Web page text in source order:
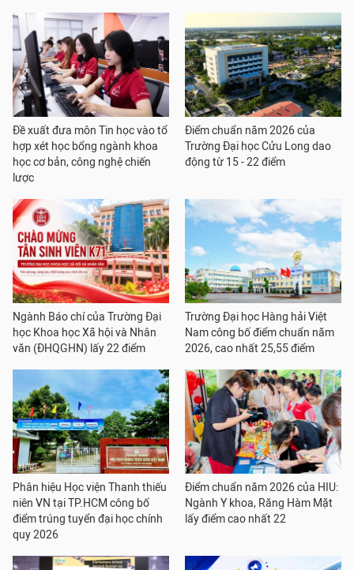
Đề xuất đưa môn Tin học vào tổ
hợp xét học bổng ngành khoa
học cơ bản, công nghệ chiến
lược
Điểm chuẩn năm 2026 của
Trường Đại học Cửu Long dao
động từ 15 - 22 điểm
Ngành Báo chí của Trường Đại
học Khoa học Xã hội và Nhân
văn (ĐHQGHN) lấy 22 điểm
Trường Đại học Hàng hải Việt
Nam công bố điểm chuẩn năm
2026, cao nhất 25,55 điểm
Phân hiệu Học viện Thanh thiếu
niên VN tại TP.HCM công bố
điểm trúng tuyển đại học chính
quy 2026
Điểm chuẩn năm 2026 của HIU:
Ngành Y khoa, Răng Hàm Mặt
lấy điểm cao nhất 22